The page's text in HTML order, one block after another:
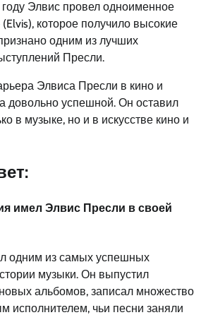
Элвис провел одноименное
которое получило высокие
одним из лучших
Пресли.
Элвиса Пресли в кино и
довольно успешной. Он оставил
в музыке, но и в искусстве кино и
имел Элвис Пресли в своей
одним из самых успешных
музыки. Он выпустил
альбомов, записал множество
исполнителем, чьи песни заняли